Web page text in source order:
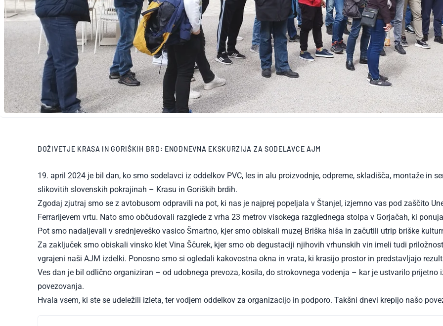
DOŽIVETJE KRASA IN GORIŠKIH BRD: ENODNEVNA EKSKURZIJA ZA SODELAVCE AJM
19. april 2024 je bil dan, ko smo sodelavci iz oddelkov PVC, les in alu proizvodnje, odpreme, skladišča, montaže in
slikovitih slovenskih pokrajinah – Krasu in Goriških brdih.
Zgodaj zjutraj smo se z avtobusom odpravili na pot, ki nas je najprej popeljala v Štanjel, izjemno vas pod zaščito
Ferrarijevem vrtu. Nato smo občudovali razglede z vrha 23 metrov visokega razglednega stolpa v Gorjačah, ki
Pot smo nadaljevali v srednjeveško vasico Šmartno, kjer smo obiskali muzej Briška hiša in začutili utrip briške
Za zaključek smo obiskali vinsko klet Vina Ščurek, kjer smo ob degustaciji njihovih vrhunskih vin imeli tudi
vgrajeni naši AJM izdelki. Ponosno smo si ogledali kakovostna okna in vrata, ki krasijo prostor in predstavljajo
Ves dan je bil odlično organiziran – od udobnega prevoza, kosila, do strokovnega vodenja – kar je ustvarilo
povezovanja.
Hvala vsem, ki ste se udeležili izleta, ter vodjem oddelkov za organizacijo in podporo. Takšni dnevi krepijo našo